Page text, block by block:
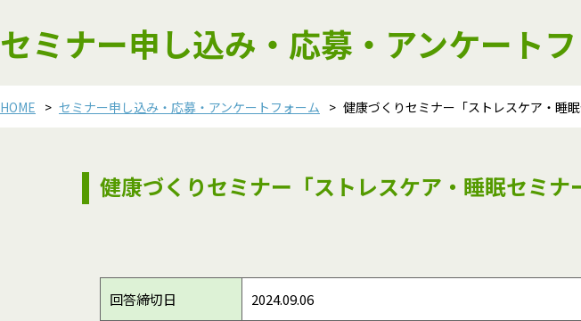
セミナー申し込み・応募・アンケート
HOME セミナー申し込み・応募・アンケートフォーム 健康づくりセミナー「ストレスケア・睡
健康づくりセミナー「ストレスケア・睡眠セミ
回答締切日 2024.09.06